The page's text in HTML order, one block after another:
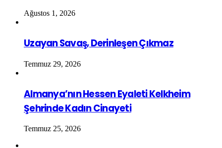
Ağustos 1, 2026
Uzayan Savaş, Derinleşen Çıkmaz
Temmuz 29, 2026
Almanya’nın Hessen Eyaleti Kelkheim
Şehrinde Kadın Cinayeti
Temmuz 25, 2026